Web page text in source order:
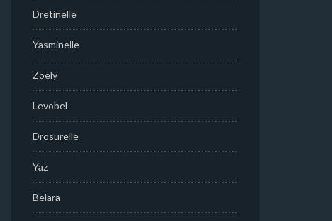
Dretinelle
Yasminelle
Zoely
Levobel
Drosurelle
Yaz
Belara